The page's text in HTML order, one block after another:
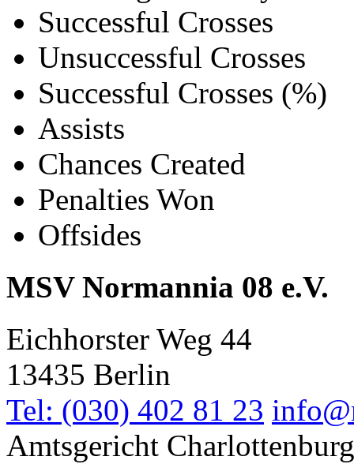
Successful Crosses
Unsuccessful Crosses
Successful Crosses (%)
Assists
Chances Created
Penalties Won
Offsides
MSV Normannia 08 e.V.
Eichhorster Weg 44
13435 Berlin
Tel: (030) 402 81 23
Amtsgericht Charlottenburg